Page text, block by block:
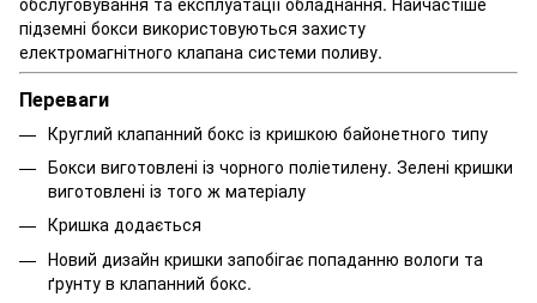
підземні бокси використовуються захисту
електромагнітного клапана системи поливу.
Переваги
Круглий клапанний бокс із кришкою байонетного типу
Бокси виготовлені із чорного поліетилену. Зелені кришки
виготовлені із того ж матеріалу
Кришка додається
Новий дизайн кришки запобігає попаданню вологи та
ґрунту в клапанний бокс.